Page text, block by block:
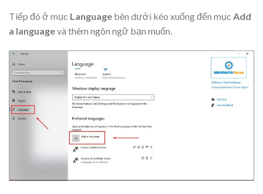
Tiếp đó ở mục Language bên dưới kéo xuống đến mục Add
a languagevà thêm ngôn ngữ bạn muốn.